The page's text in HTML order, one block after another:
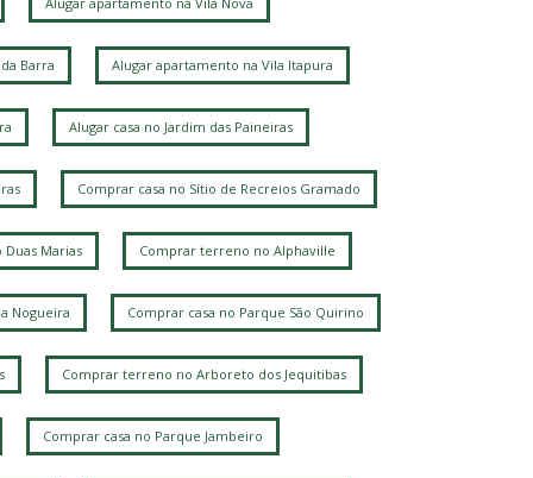
Barra Alugar apartamento na Vila Itapura
Alugar casa no Jardim das Paineiras
Comprar casa no Sítio de Recreios Gramado
Marias Comprar terreno no Alphaville
Nogueira Comprar casa no Parque São Quirino
Comprar terreno no Arboreto dos Jequitibas
Comprar casa no Parque Jambeiro